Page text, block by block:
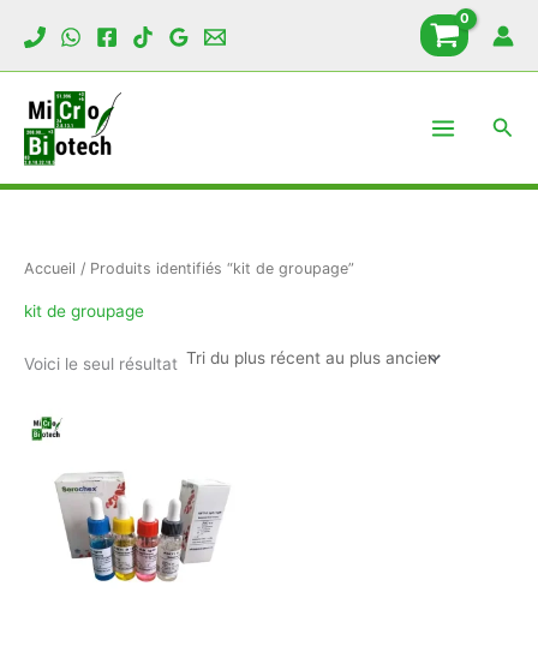
Accueil / Produits identifiés “kit de groupage”
kit de groupage
Voici le seul résultat